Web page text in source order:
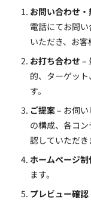
お問い合わせ
電話にてお問
いただき、お客
お打ち合わせ –
的、ターゲッ
す。
ご提案– お伺
の構成、各コ
認していただき
ホームページ
ます。
プレビュー確認